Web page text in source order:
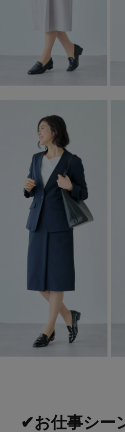
✔お仕事シー